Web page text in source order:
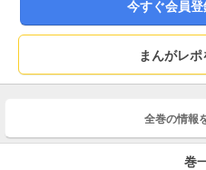
今すぐ会員
まんがレポ
全巻の情報
巻